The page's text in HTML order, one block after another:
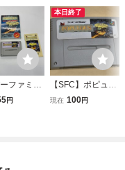
ファミコ
箱説付 ポ
円
本日終了
【SFC】ポピュラ
ス ソフトのみ
現在 100円